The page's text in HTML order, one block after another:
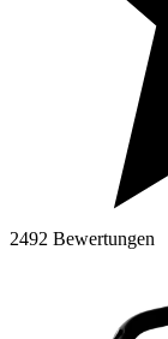
2492 Bewertungen